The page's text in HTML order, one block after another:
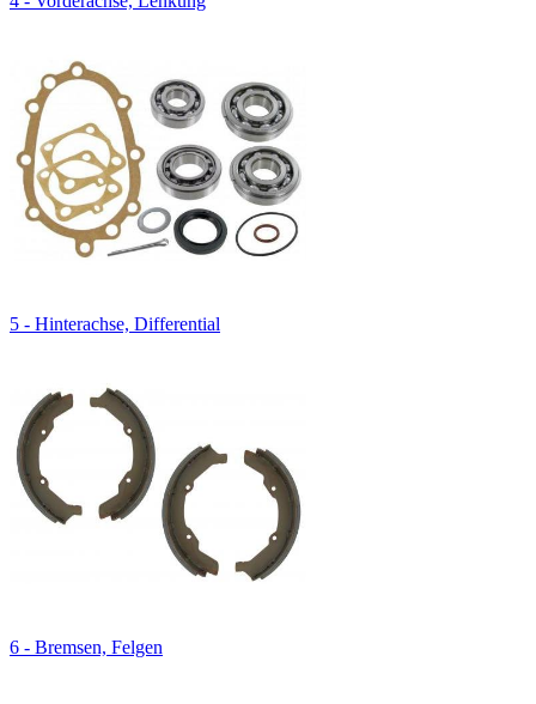
5 - Hinterachse, Differential
6 - Bremsen, Felgen